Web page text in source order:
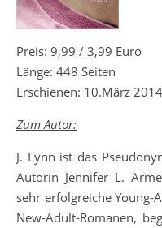
Preis: 9,99 / 3,99 Euro
Länge: 448 Seiten
Erschienen: 10.März 2014
Zum Autor:
J. Lynn ist das
Autorin Jennifer L.
sehr erfolgreiche
New-Adult-Romanen,